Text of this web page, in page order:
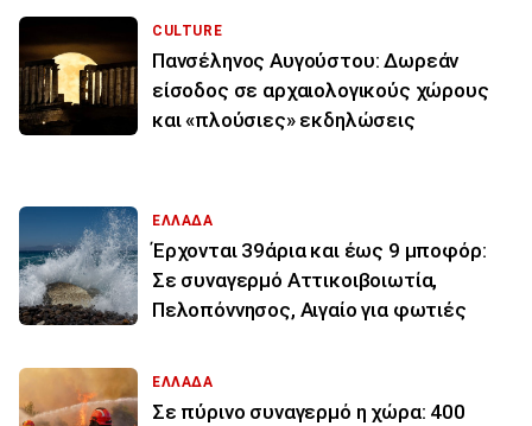
CULTURE
Πανσέληνος Αυγούστου: Δωρεάν
είσοδος σε αρχαιολογικούς χώρους
και «πλούσιες» εκδηλώσεις
ΕΛΛΑΔΑ
Έρχονται 39άρια και έως 9 μποφόρ:
Σε συναγερμό Αττικοιβοιωτία,
Πελοπόννησος, Αιγαίο για φωτιές
ΕΛΛΑΔΑ
Σε πύρινο συναγερμό η χώρα: 400